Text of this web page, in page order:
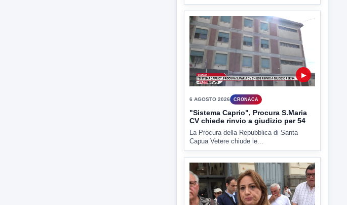
▶
ATTUALITÀ
Miasmi, Comitati dal Prefetto: non
Comitati dal Prefetto Moscarella. Oltre a